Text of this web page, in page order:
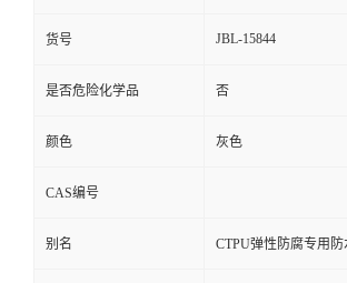
货号 JBL-15844
是否危险化学品 否
颜色 灰色
CAS编号
别名 CTPU弹性防腐专用